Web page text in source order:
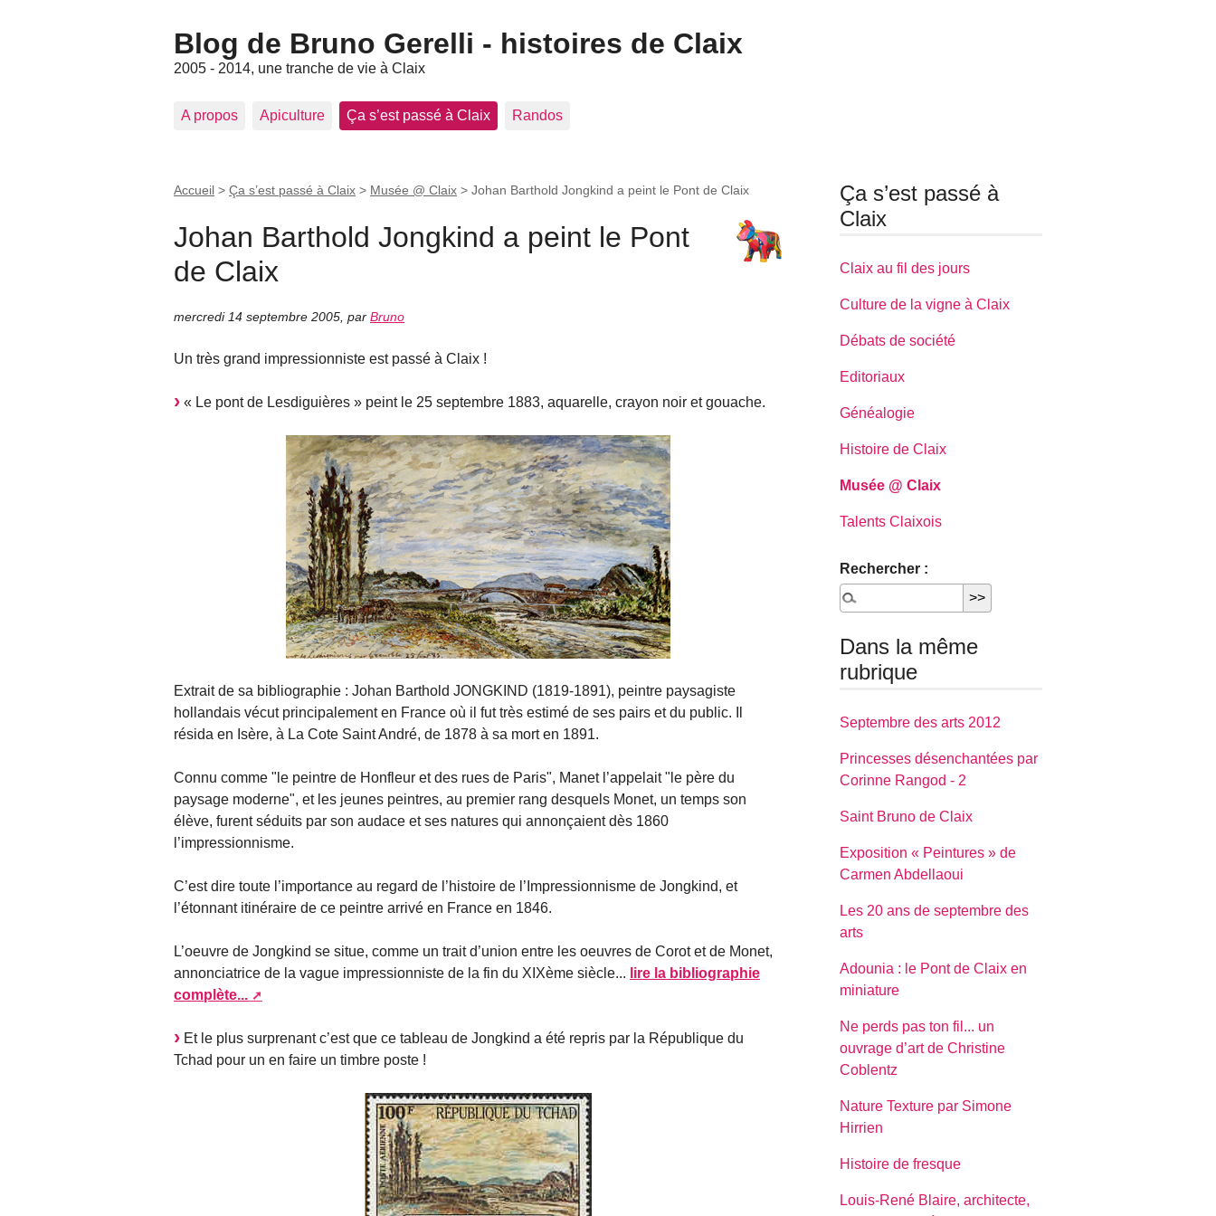
Blog de Bruno Gerelli - histoires de Claix
2005 - 2014, une tranche de vie à Claix
A propos Apiculture Ça s’est passé à Claix Randos
Accueil > Ça s’est passé à Claix > Musée @ Claix > Johan Barthold Jongkind a peint le Pont de Claix
Johan Barthold Jongkind a peint le Pont
de Claix
mercredi 14 septembre 2005 par Bruno
Un très grand impressionniste est passé à Claix !
« Le pont de Lesdiguières » peint le 25 septembre 1883, aquarelle, crayon noir et gouache.
Extrait de sa bibliographie : Johan Barthold JONGKIND (1819-1891), peintre paysagiste
hollandais vécut principalement en France où il fut très estimé de ses pairs et du public. Il
résida en Isère, à La Cote Saint André, de 1878 à sa mort en 1891.
Connu comme "le peintre de Honfleur et des rues de Paris", Manet l’appelait "le père du
paysage moderne", et les jeunes peintres, au premier rang desquels Monet, un temps son
élève, furent séduits par son audace et ses natures qui annonçaient dès 1860
l’impressionnisme.
C’est dire toute l’importance au regard de l’histoire de l’Impressionnisme de Jongkind, et
l’étonnant itinéraire de ce peintre arrivé en France en 1846.
L’oeuvre de Jongkind se situe, comme un trait d’union entre les oeuvres de Corot et de Monet,
annonciatrice de la vague impressionniste de la fin du XIXème siècle... lire la bibliographie
complète...
Et le plus surprenant c’est que ce tableau de Jongkind a été repris par la République du
Tchad pour un en faire un timbre poste !
Ça s’est passé à
Claix
Claix au fil des jours
Culture de la vigne à Claix
Débats de société
Editoriaux
Généalogie
Histoire de Claix
Musée @ Claix
Talents Claixois
Rechercher :
Dans la même
rubrique
Septembre des arts 2012
Princesses désenchantées par
Corinne Rangod - 2
Saint Bruno de Claix
Exposition « Peintures » de
Carmen Abdellaoui
Les 20 ans de septembre des
arts
Adounia : le Pont de Claix en
miniature
Ne perds pas ton fil... un
ouvrage d’art de Christine
Coblentz
Nature Texture par Simone
Hirrien
Histoire de fresque
Louis-René Blaire, architecte,